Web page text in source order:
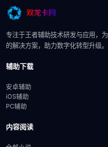
专注于王者辅助技术研发与应用，
的解决方案，助力数字化转型升级。
辅助下载
安卓辅助
iOS辅助
PC辅助
内容阅读